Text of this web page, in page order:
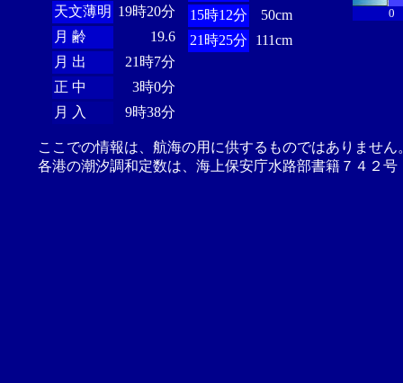
天文薄明 19時20分
月 齢
19.6
月 出
21時7分
正 中
3時0分
月 入
9時38分
15時12分
50cm
21時25分
111cm
0
ここでの情報は、航海の用に供するものではありませ
各港の潮汐調和定数は、海上保安庁水路部書籍７４２